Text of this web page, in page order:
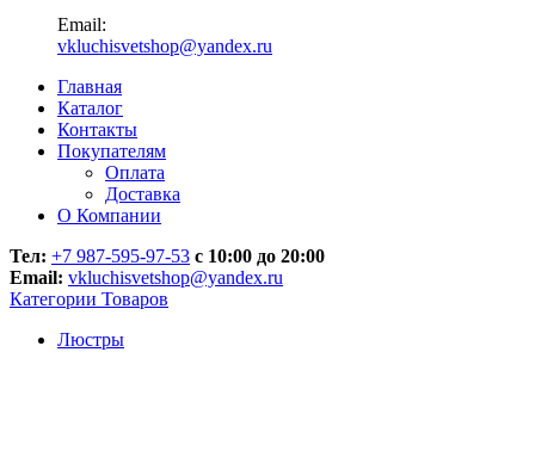
Email:
vkluchisvetshop@yandex.ru
Главная
Каталог
Контакты
Покупателям
Оплата
Доставка
О Компании
Тел: +7 987-595-97-53 с 10:00 до 20:00
Email: vkluchisvetshop@yandex.ru
Категории Товаров
Люстры